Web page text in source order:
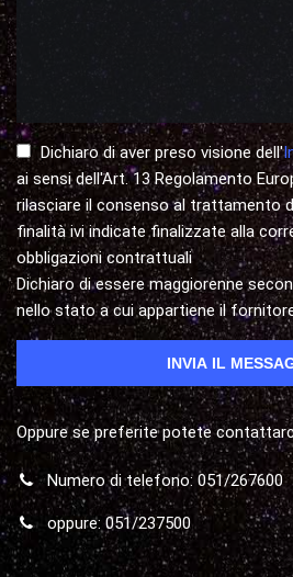
Dichiaro di aver preso visione dell'
ai sensi dell'Art. 13 Regolamento
rilasciare il consenso al trattamento
finalità ivi indicate finalizzate alla
obbligazioni contrattuali
Dichiaro di essere maggiorenne
nello stato a cui appartiene il
Oppure se preferite potete
Numero di telefono: 051/267600
oppure: 051/237500